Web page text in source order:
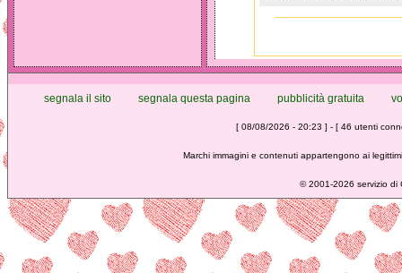
segnala il sito segnala questa pagina pubblicità gratuita
[ 08/08/2026 - 20:23 ] - [ 46 utenti
Marchi immagini e contenuti appartengono ai
©2001-2026 servizio di